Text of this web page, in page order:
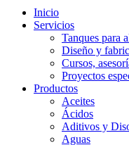
Inicio
Servicios
Tanques para
Diseño y
Cursos,
Proyectos
Productos
Aceites
Ácidos
Aditivos y
Aguas